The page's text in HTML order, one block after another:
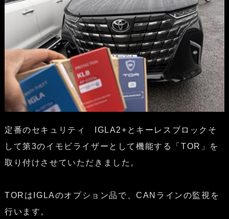
定番のセキュリティ IGLA2+とキーレスブロックそ
して第3のイモビライザーとして機能する「TOR」を
取り付けさせていただきました。
TORはIGLAのオプション品で、CANラインの監視を
行います。